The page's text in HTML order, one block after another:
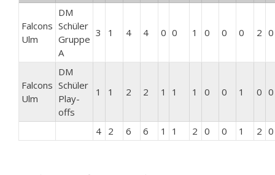
Falcons
Ulm
DM
Schüler
Gruppe
A
3 1 4 4 0 0 1 0 0 0 2 0
Falcons
Ulm
DM
Schüler
Play-
offs
1 1 2 2 1 1 1 0 0 1 0 0
4 2 6 6 1 1 2 0 0 1 2 0